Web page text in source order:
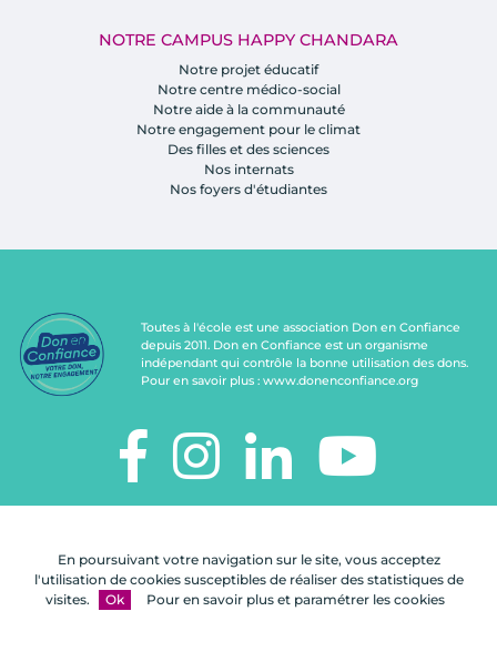
En poursuivant votre navigation sur le site, vous acceptez
l'utilisation de cookies susceptibles de réaliser des statistiques de
visites.
Ok Pour en savoir plus et paramétrer les cookies
NOTRE CAMPUS HAPPY CHANDARA
Notre projet éducatif
Notre centre médico-social
Notre aide à la communauté
Notre engagement pour le climat
Des filles et des sciences
Nos internats
Nos foyers d'étudiantes
Toutes à l'école est une association Don en Confiance
depuis 2011. Don en Confiance est un organisme
indépendant qui contrôle la bonne utilisation des dons.
Pour en savoir plus : www.donenconfiance.org
92100 Boulogne-Billancourt